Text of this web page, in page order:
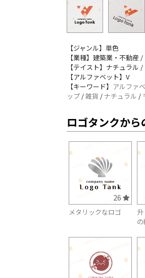
【ジャンル】単色
【業種】建築業・不動産
【テイスト】ナチュラル
【アルファベット】V
【キーワード】 アルファ
ップ /雑貨 / ナチュラル /
ロゴタンクか
26
メタリックなロゴ